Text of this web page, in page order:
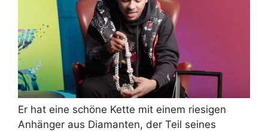
Er hat eine schöne Kette mit einem riesigen
Anhänger aus Diamanten, der Teil seines